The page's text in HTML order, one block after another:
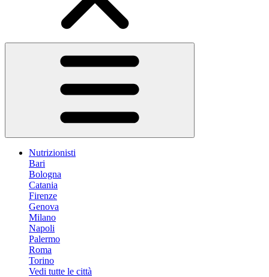
Nutrizionisti
Bari
Bologna
Catania
Firenze
Genova
Milano
Napoli
Palermo
Roma
Torino
Vedi tutte le città